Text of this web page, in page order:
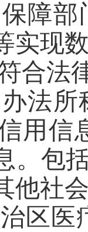
保障
实现
合
法
用信
。包
他社
区医